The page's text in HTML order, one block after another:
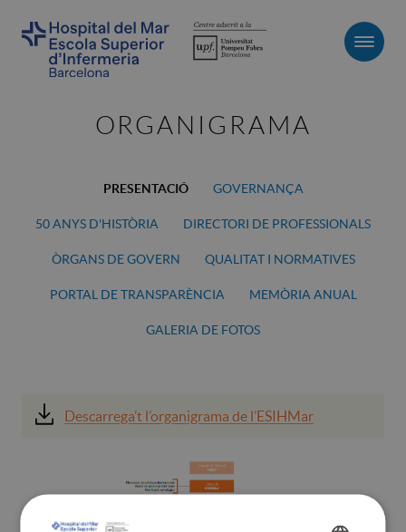
ORGANIGRAMA
PRESENTACIÓ GOVERNANÇA
50 ANYS D'HISTÒRIA DIRECTORI DE PROFESSIONALS
ÒRGANS DE GOVERN QUALITAT I NORMATIVES
PORTAL DE TRANSPARÈNCIA MEMÒRIA ANUAL
GALERIA DE FOTOS
Descarrega’t l’organigrama de l’ESIHMar